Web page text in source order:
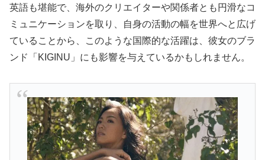
英語も堪能で、海外のクリエイターや関係者とも円滑なコ
ミュニケーションを取り、自身の活動の幅を世界へと広げ
ていることから、このような国際的な活躍は、彼女のブラ
ンド「KIGINU」にも影響を与えているかもしれません。